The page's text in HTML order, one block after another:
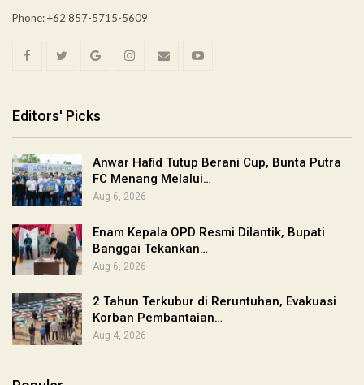
Phone: +62 857-5715-5609
Editors' Picks
Anwar Hafid Tutup Berani Cup, Bunta Putra
FC Menang Melalui…
Aug 6, 2026
Enam Kepala OPD Resmi Dilantik, Bupati
Banggai Tekankan…
Aug 6, 2026
2 Tahun Terkubur di Reruntuhan, Evakuasi
Korban Pembantaian…
Aug 4, 2026